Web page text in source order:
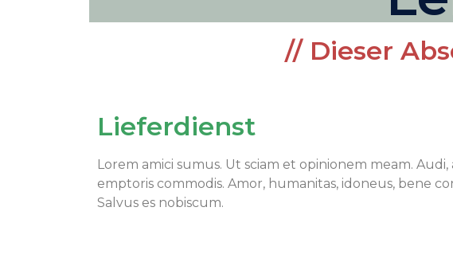
// Dieser
Lieferdienst
Lorem amici sumus. Ut sciam et opinionem meam. Audi,
emptoris commodis. Amor, humanitas, idoneus, bene
Salvus es nobiscum.